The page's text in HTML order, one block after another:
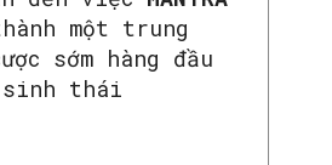
một trung
sớm hàng đầu
thái